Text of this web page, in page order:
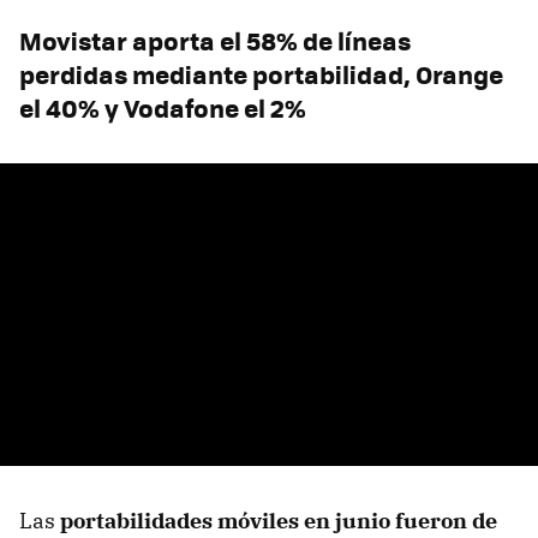
Movistar aporta el 58% de líneas
perdidas mediante portabilidad, Orange
el 40% y Vodafone el 2%
Las portabilidades móviles en junio fueron de